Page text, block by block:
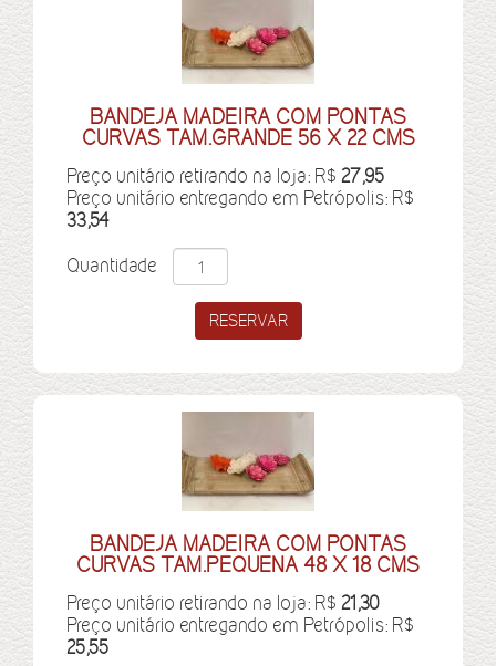
BANDEJA MADEIRA COM PONTAS
CURVAS TAM.GRANDE 56 X 22 CMS
Preço unitário retirando na loja: R$ 27,95
Preço unitário entregando em Petrópolis: R$
33,54
Quantidade
BANDEJA MADEIRA COM PONTAS
CURVAS TAM.PEQUENA 48 X 18 CMS
Preço unitário retirando na loja: R$ 21,30
Preço unitário entregando em Petrópolis: R$
25,55